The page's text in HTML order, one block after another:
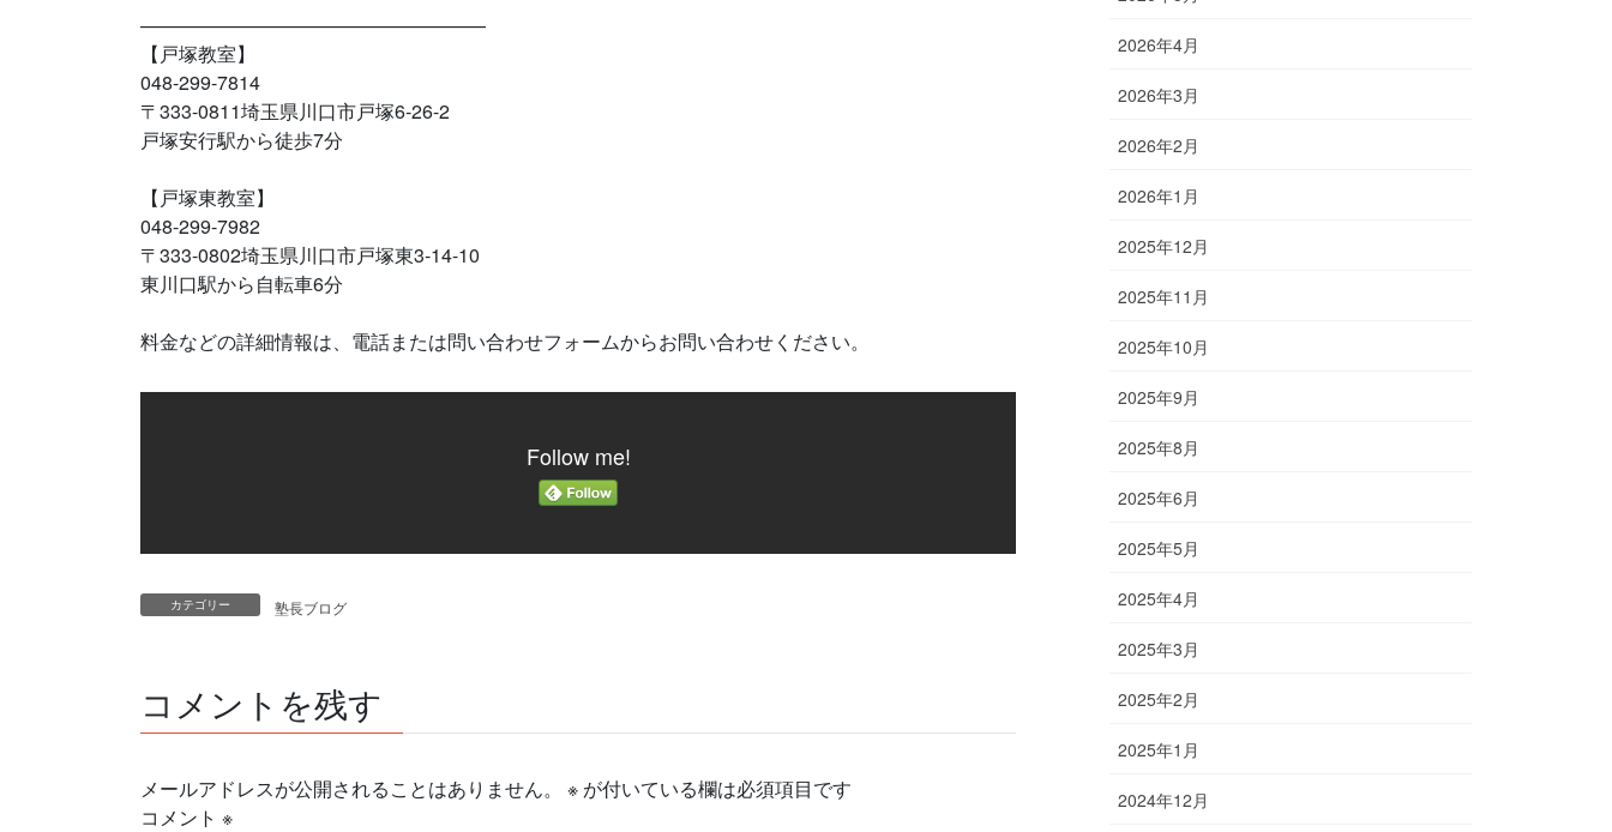
——————————————————
【戸塚教室】
048-299-7814
〒333-0811埼玉県川口市戸塚6-26-2
戸塚安行駅から徒歩7分
【戸塚東教室】
048-299-7982
〒333-0802埼玉県川口市戸塚東3-14-10
東川口駅から自転車6分
料金などの詳細情報は、電話または問い合わせフォームからお問い合わせください。
Follow me!
カテゴリー 塾長ブログ
コメントを残す
メールアドレスが公開されることはありません。 ※ が付いている欄は必須項目です
コメント ※
2026年4月
2026年3月
2026年2月
2026年1月
2025年12月
2025年11月
2025年10月
2025年9月
2025年8月
2025年6月
2025年5月
2025年4月
2025年3月
2025年2月
2025年1月
2024年12月